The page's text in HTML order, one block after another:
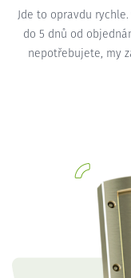
Jde to opravdu
do 5 dnů od
nepotřebujete, my